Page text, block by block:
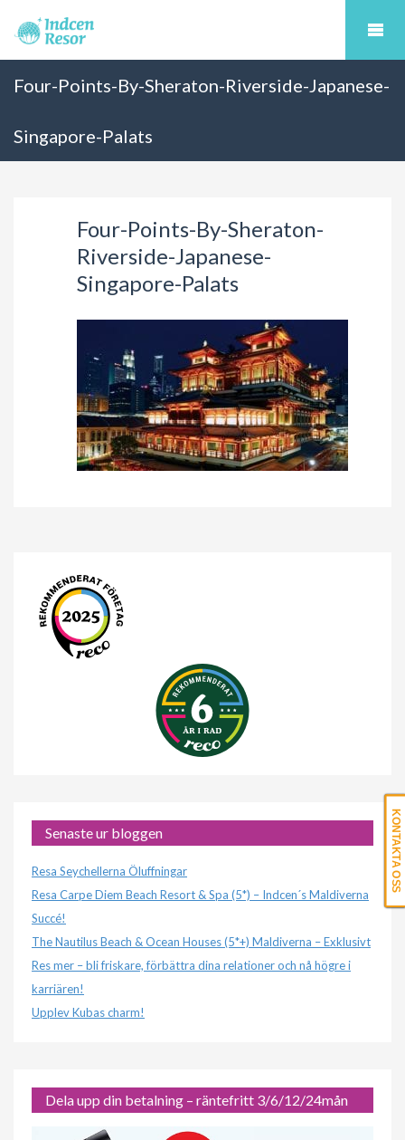
Four-Points-By-Sheraton-Riverside-Japanese-
Singapore-Palats
Four-Points-By-Sheraton-
Riverside-Japanese-
Singapore-Palats
Senaste ur bloggen
Resa Seychellerna Öluffningar
Resa Carpe Diem Beach Resort & Spa (5*) – Indcen´s Maldiverna
Succé!
The Nautilus Beach & Ocean Houses (5*+) Maldiverna – Exklusivt
Res mer – bli friskare, förbättra dina relationer och nå högre i
karriären!
Upplev Kubas charm!
Dela upp din betalning – räntefritt 3/6/12/24mån
KONTAKTA OSS